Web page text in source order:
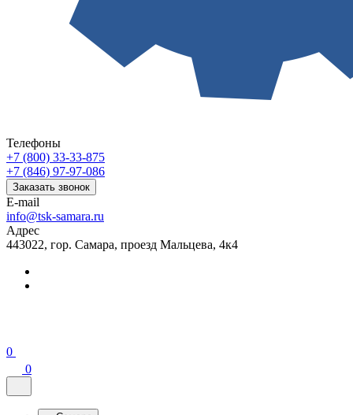
Телефоны
+7 (800) 33-33-875
+7 (846) 97-97-086
Заказать звонок
E-mail
info@tsk-samara.ru
Адрес
443022, гор. Самара, проезд Мальцева, 4к4
0
0